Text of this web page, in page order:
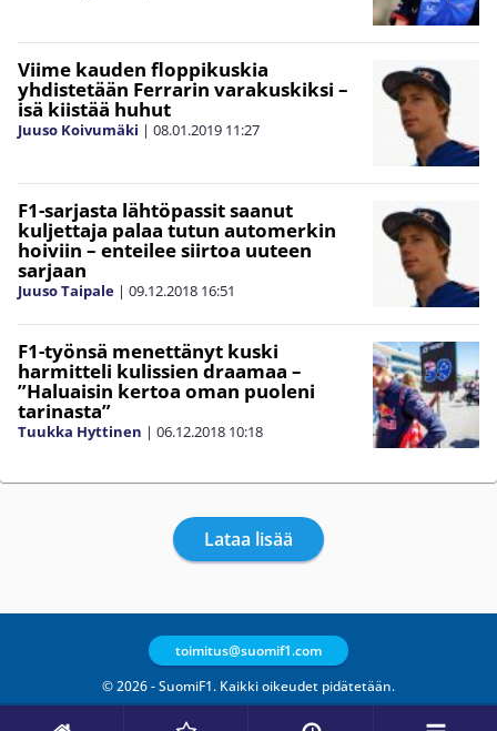
Viime kauden floppikuskia
yhdistetään Ferrarin varakuskiksi –
isä kiistää huhut
Juuso Koivumäki | 08.01.2019 11:27
F1-sarjasta lähtöpassit saanut
kuljettaja palaa tutun automerkin
hoiviin – enteilee siirtoa uuteen
sarjaan
Juuso Taipale | 09.12.2018 16:51
F1-työnsä menettänyt kuski
harmitteli kulissien draamaa –
”Haluaisin kertoa oman puoleni
tarinasta”
Tuukka Hyttinen | 06.12.2018 10:18
Lataa lisää
© 2026 - SuomiF1. Kaikki oikeudet pidätetään.
toimitus@suomif1.com